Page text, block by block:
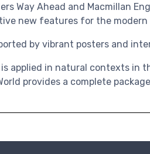
Way Ahead and Macmillan
new features for the modern
by vibrant posters and
applied in natural contexts in
provides a complete